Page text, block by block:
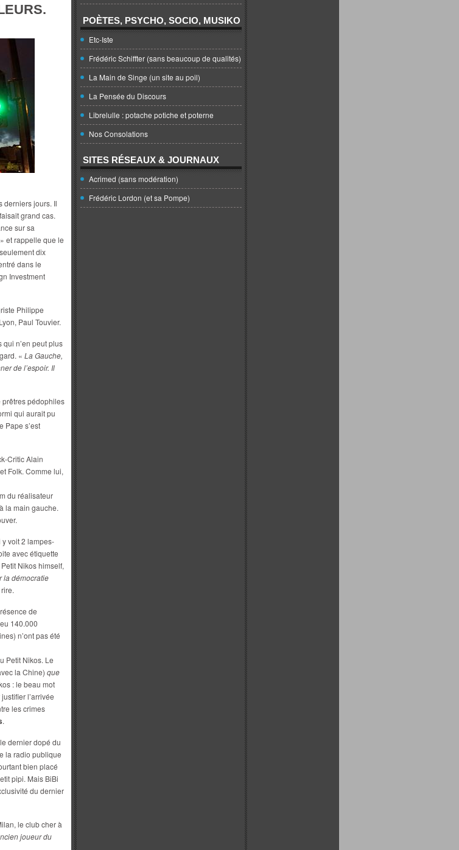
derniers jours. Il
grand cas.
sur sa
» et rappelle que le
dix
dans le
Investment
Philippe
Paul Touvier.
n’en peut plus
« La Gauche,
de l’espoir. Il
prêtres pédophiles
qui aurait pu
Pape s’est
Critic Alain
Folk. Comme lui,
du réalisateur
la main gauche.
voit 2 lampes-
avec étiquette
Nikos himself,
la démocratie
de
140.000
n’ont pas été
Petit Nikos. Le
la Chine) que
: le beau mot
l’arrivée
les crimes
.
dernier dopé du
la radio publique
bien placé
pipi. Mais BiBi
du dernier
le club cher à
joueur du
POÈTES, PSYCHO, SOCIO, MUSIKO
Etc-Iste
Frédéric Schiffter (sans beaucoup de qualités)
La Main de Singe (un site au poil)
La Pensée du Discours
Librelulle : potache potiche et poterne
Nos Consolations
SITES RÉSEAUX & JOURNAUX
Acrimed (sans modération)
Frédéric Lordon (et sa Pompe)